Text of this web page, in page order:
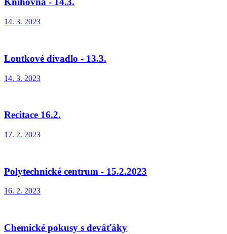
14. 3. 2023
Loutkové divadlo - 13.3.
14. 3. 2023
Recitace 16.2.
17. 2. 2023
Polytechnické centrum - 15.2.2023
16. 2. 2023
Chemické pokusy s deváťáky